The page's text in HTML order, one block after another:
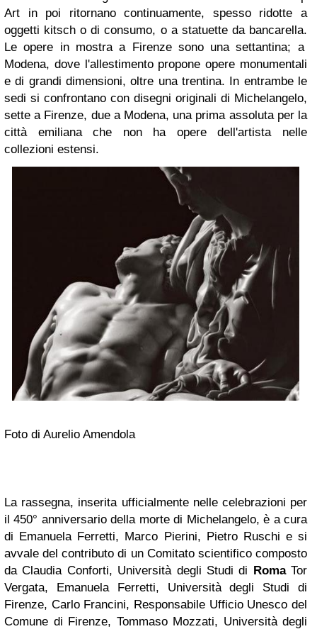
Art in poi ritornano continuamente, spesso ridotte a
oggetti kitsch o di consumo, o a statuette da bancarella.
Le opere in mostra a Firenze sono una settantina; a
Modena, dove l'allestimento propone opere monumentali
e di grandi dimensioni, oltre una trentina. In entrambe le
sedi si confrontano con disegni originali di Michelangelo,
sette a Firenze, due a Modena, una prima assoluta per la
città emiliana che non ha opere dell'artista nelle
collezioni estensi.
Foto di Aurelio Amendola
La rassegna, inserita ufficialmente nelle celebrazioni per
il 450° anniversario della morte di Michelangelo, è a cura
di Emanuela Ferretti, Marco Pierini, Pietro Ruschi e si
avvale del contributo di un Comitato scientifico composto
da Claudia Conforti, Università degli Studi di RomaTor
Vergata, Emanuela Ferretti, Università degli Studi di
Firenze, Carlo Francini, Responsabile Ufficio Unesco del
Comune di Firenze, Tommaso Mozzati, Università degli